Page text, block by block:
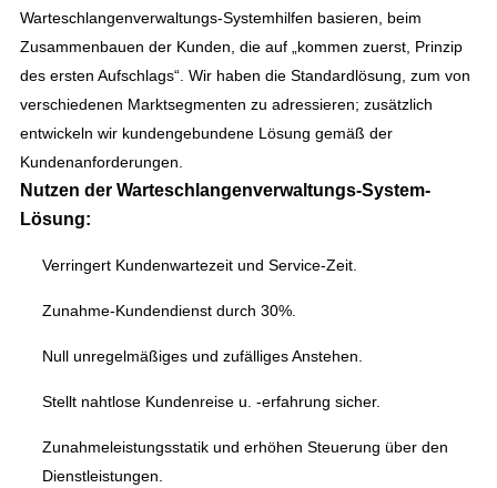
Warteschlangenverwaltungs-Systemhilfen basieren, beim
Zusammenbauen der Kunden, die auf „kommen zuerst, Prinzip
des ersten Aufschlags“. Wir haben die Standardlösung, zum von
verschiedenen Marktsegmenten zu adressieren; zusätzlich
entwickeln wir kundengebundene Lösung gemäß der
Kundenanforderungen.
Nutzen der Warteschlangenverwaltungs-System-
Lösung:
Verringert Kundenwartezeit und Service-Zeit.
Zunahme-Kundendienst durch 30%.
Null unregelmäßiges und zufälliges Anstehen.
Stellt nahtlose Kundenreise u. -erfahrung sicher.
Zunahmeleistungsstatik und erhöhen Steuerung über den
Dienstleistungen.